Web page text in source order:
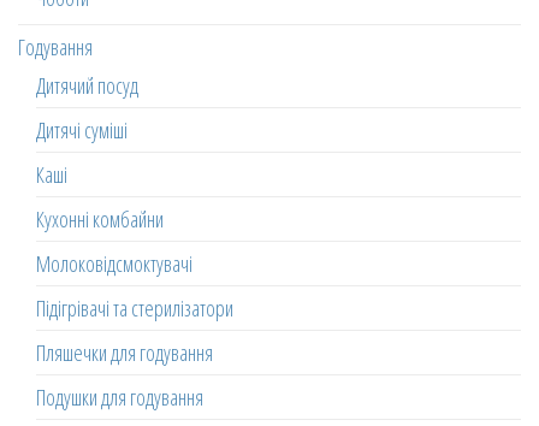
Годування
Дитячий посуд
Дитячі суміші
Каші
Кухонні комбайни
Молоковідсмоктувачі
Підігрівачі та стерилізатори
Пляшечки для годування
Подушки для годування